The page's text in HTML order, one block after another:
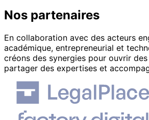
Nos partenaires
En collaboration avec des acteurs
académique, entrepreneurial et
créons des synergies pour ouvrir
partager des expertises et